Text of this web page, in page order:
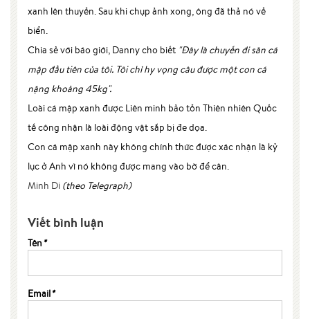
xanh lên thuyền. Sau khi chụp ảnh xong, ông đã thả nó về
biển.
Chia sẻ với báo giới, Danny cho biết "Đây là chuyến đi săn cá
mập đầu tiên của tôi. Tôi chỉ hy vọng câu được một con cá
nặng khoảng 45kg".
Loài cá mập xanh được Liên minh bảo tồn Thiên nhiên Quốc
tế công nhận là loài động vật sắp bị đe dọa.
Con cá mập xanh này không chính thức được xác nhận là kỷ
lục ở Anh vì nó không được mang vào bờ để cân.
Minh Di (theo Telegraph)
Viết bình luận
Tên *
Email*